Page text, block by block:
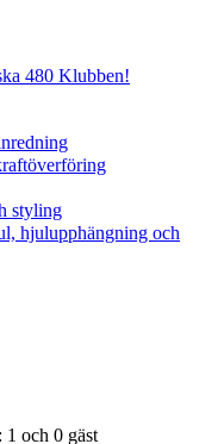
480 Klubben!
styling
hjulupphängning och
1 och 0 gäst